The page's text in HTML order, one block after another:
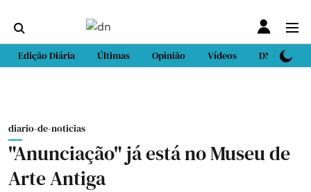
Edição Diária Últimas Opinião Vídeos DN Sport
diario-de-noticias
"Anunciação" já está no Museu de
Arte Antiga